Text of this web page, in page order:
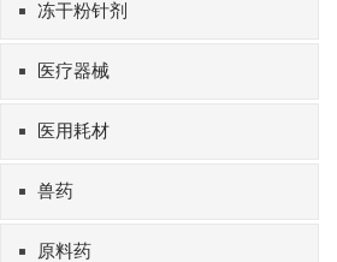
冻干粉针剂
医疗器械
医用耗材
兽药
原料药